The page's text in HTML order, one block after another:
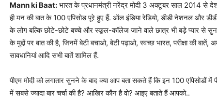
Mann ki Baat: भारत के प्रधानमंत्री नरेंद्र मोदी 3 अक्‍टूबर साल 2014 से
ही मन की बात के 100 एपिसोड पूरे हुए हैं. ऑल इंडिया रेडियो, डीडी नेशनल और
के लोग बल्कि छोटे-छोटे बच्‍चे और स्‍कूल-कॉलेज जाने वाले छात्र भी बड़े प्‍यार से
के मुद्दों पर बात की है, जिनमें बेटी बचाओ, बेटी पढ़ाओ, स्‍वच्‍छ भारत, परीक्षा की
सावधानियां आदि सभी बातें शामिल हैं.
पीएम मोदी को लगातार सुनने के बाद क्‍या आप बता सकते हैं कि इन 100 एपिसोडों में
में सबसे ज्‍यादा बार चर्चा की है? आखिर कौन है वो? आइए बताते हैं आपको..